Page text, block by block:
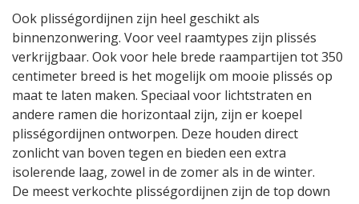
Ook plisségordijnen zijn heel geschikt als
binnenzonwering. Voor veel raamtypes zijn plissés
verkrijgbaar. Ook voor hele brede raampartijen tot 350
centimeter breed is het mogelijk om mooie plissés op
maat te laten maken. Speciaal voor lichtstraten en
andere ramen die horizontaal zijn, zijn er koepel
plisségordijnen ontworpen. Deze houden direct
zonlicht van boven tegen en bieden een extra
isolerende laag, zowel in de zomer als in de winter.
De meest verkochte plisségordijnen zijn de top down